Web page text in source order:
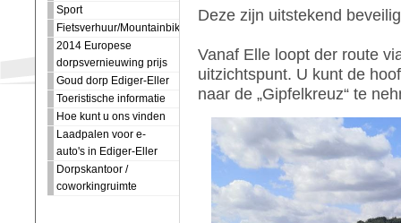
Sport
Fietsverhuur/Mountainbiking
2014 Europese
dorpsvernieuwing prijs
Goud dorp Ediger-Eller
Toeristische informatie
Hoe kunt u ons vinden
Laadpalen voor e-
auto's in Ediger-Eller
Dorpskantoor /
coworkingruimte
Deze zijn uitstekend
Vanaf Elle loopt der route
uitzichtspunt. U kunt de
naar de „Gipfelkreuz“ te